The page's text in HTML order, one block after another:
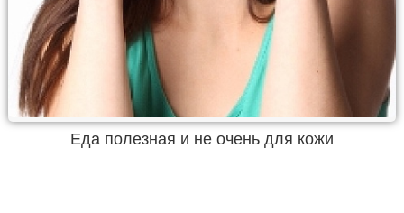
Еда полезная и не очень для кожи